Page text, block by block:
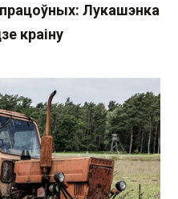
Лукашэнка
краіну